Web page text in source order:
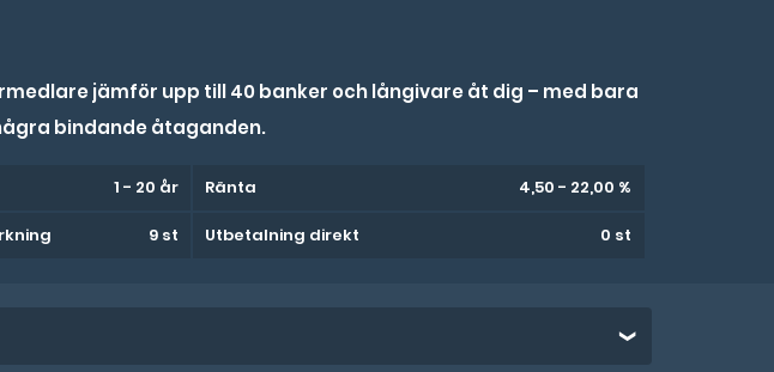
jämför upp till 40 banker och långivare åt dig – med bara
bindande åtaganden.
1 - 20 år Ränta 4,50 - 22,00 %
9 st Utbetalning direkt 0 st